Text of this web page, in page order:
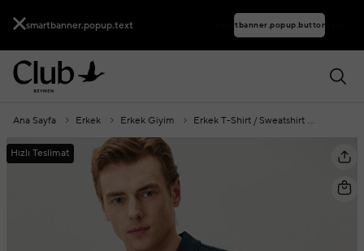
smartbanner.popup.text smartbanner.popup.buttontext
Hızlı Teslimat
Ana Sayfa Erkek Erkek Giyim Erkek T-Shirt / Sweatshirt